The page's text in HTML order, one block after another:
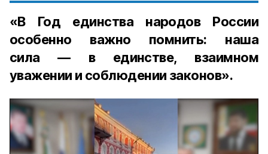
«В Год единства народов России
особенно важно помнить: наша
сила — в единстве, взаимном
уважении и соблюдении законов».